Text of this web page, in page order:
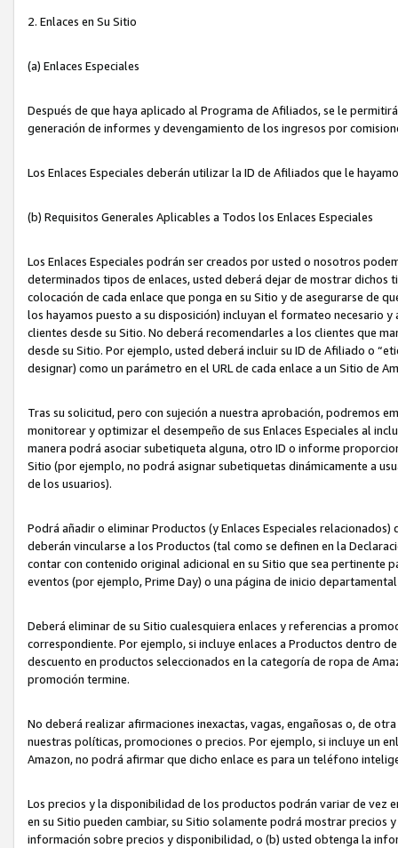
2. Enlaces en Su Sitio
(a) Enlaces Especiales
Después de que haya aplicado al Programa de Afiliados, se le
generación de informes y devengamiento de los ingresos por
Los Enlaces Especiales deberán utilizar la ID de Afiliados que le
(b) Requisitos Generales Aplicables a Todos los Enlaces Especiales
Los Enlaces Especiales podrán ser creados por usted o nosotros
determinados tipos de enlaces, usted deberá dejar de mostrar dichos
colocación de cada enlace que ponga en su Sitio y de asegurarse de
los hayamos puesto a su disposición) incluyan el formateo necesario
clientes desde su Sitio. No deberá recomendarles a los clientes que
desde su Sitio. Por ejemplo, usted deberá incluir su ID de Afiliado o
designar) como un parámetro en el URL de cada enlace a un Sitio de
Tras su solicitud, pero con sujeción a nuestra aprobación, podremos
monitorear y optimizar el desempeño de sus Enlaces Especiales al
manera podrá asociar subetiqueta alguna, otro ID o informe
Sitio (por ejemplo, no podrá asignar subetiquetas dinámicamente a
de los usuarios).
Podrá añadir o eliminar Productos (y Enlaces Especiales
deberán vincularse a los Productos (tal como se definen en la
contar con contenido original adicional en su Sitio que sea pertinente
eventos (por ejemplo, Prime Day) o una página de inicio
Deberá eliminar de su Sitio cualesquiera enlaces y referencias a
correspondiente. Por ejemplo, si incluye enlaces a Productos dentro
descuento en productos seleccionados en la categoría de ropa de
promoción termine.
No deberá realizar afirmaciones inexactas, vagas, engañosas o, de
nuestras políticas, promociones o precios. Por ejemplo, si incluye un
Amazon, no podrá afirmar que dicho enlace es para un teléfono
Los precios y la disponibilidad de los productos podrán variar de vez
en su Sitio pueden cambiar, su Sitio solamente podrá mostrar
información sobre precios y disponibilidad, o (b) usted obtenga la